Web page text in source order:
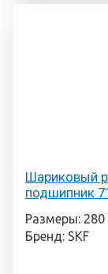
Шариковый
подшипник
Размеры: 280
Бренд: SKF